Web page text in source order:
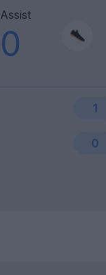
Assist
0
1
0